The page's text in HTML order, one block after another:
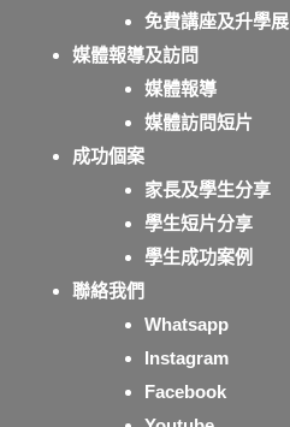
免費講座及升學展
媒體報導及訪問
媒體報導
媒體訪問短片
成功個案
家長及學生分享
學生短片分享
學生成功案例
聯絡我們
Whatsapp
Instagram
Facebook